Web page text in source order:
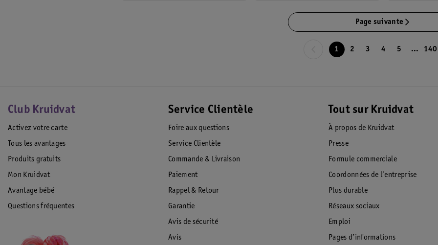
Page suivante
1 2 3 4 5 ... 140
Club Kruidvat
Activez votre carte
Tous les avantages
Produits gratuits
Mon Kruidvat
Avantage bébé
Questions fréquentes
Service Clientèle
Foire aux questions
Service Clientèle
Commande & Livraison
Paiement
Rappel & Retour
Garantie
Avis de sécurité
Avis
Tout sur Kruidvat
À propos de Kruidvat
Presse
Formule commerciale
Coordonnées de l’entreprise
Plus durable
Réseaux sociaux
Emploi
Pages d’informations